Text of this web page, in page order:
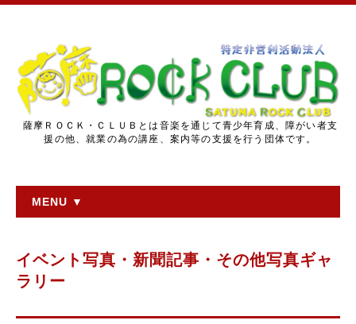
薩摩ＲＯＣＫ・ＣＬＵＢとは音楽を通じて青少年育成、障がい者支
援の他、就業の為の講座、案内等の支援を行う団体です。
MENU ▼
イベント写真・新聞記事・その他写真ギャ
ラリー